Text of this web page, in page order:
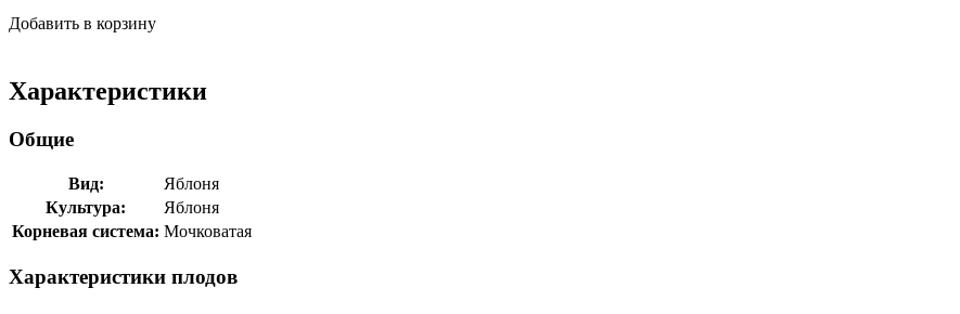
Добавить в корзину
Характеристики
Общие
Вид:
Яблоня
Культура:
Яблоня
Корневая система: Мочковатая
Характеристики плодов